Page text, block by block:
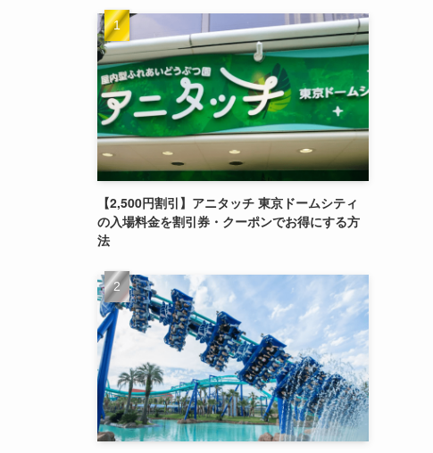
【2,500円割引】アニタッチ 東京ドームシティ
の入場料金を割引券・クーポンでお得にする方
法